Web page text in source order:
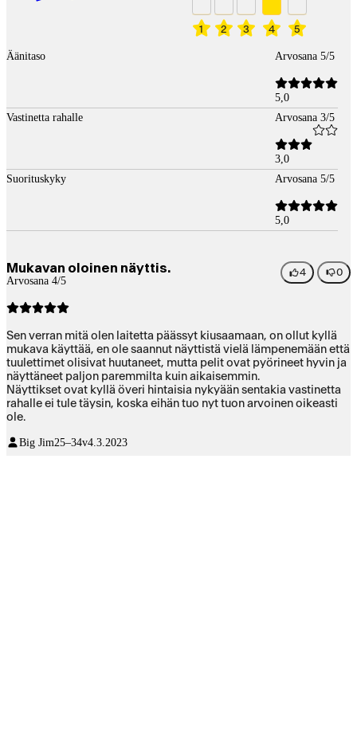
1 2 3 4 5
Äänitaso Arvosana 5/5
5,0
Vastinetta rahalle
Arvosana 3/5
3,0
Suorituskyky
Arvosana 5/5
5,0
Mukavan oloinen näyttis.
Arvosana 4/5
4 0
Sen verran mitä olen laitetta päässyt kiusaamaan, on ollut kyllä
mukava käyttää, en ole saannut näyttistä vielä lämpenemään että
tuulettimet olisivat huutaneet, mutta pelit ovat pyörineet hyvin ja
näyttäneet paljon paremmilta kuin aikaisemmin.
Näyttikset ovat kyllä överi hintaisia nykyään sentakia vastinetta
rahalle ei tule täysin, koska eihän tuo nyt tuon arvoinen oikeasti
ole.
Big Jim25–34v4.3.2023